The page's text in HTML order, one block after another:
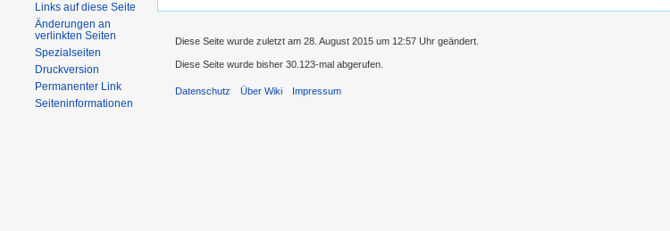
Links auf diese Seite
Änderungen an
verlinkten Seiten
Spezialseiten
Druckversion
Permanenter Link
Seiteninformationen
Diese Seite wurde zuletzt am 28. August 2015 um 12:57 Uhr geändert.
Diese Seite wurde bisher 30.123-mal abgerufen.
Datenschutz Über Wiki Impressum